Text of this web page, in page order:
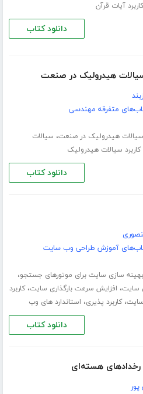
کاربرد آیات قرآن
دانلود کتاب
هیدرولیک در صنعت
متفرقه مهندسی
سیالات هیدرولیک در صنعت، سیالات
کاربرد سیالات هیدرولیک
دانلود کتاب
آموزش طراحی وب سایت
بهینه سازی سایت برای موتورهای جستجو،
سایت، افزایش سرعت بارگذاری سایت،کاربرد
،کاربرد پذیری، استاندارد های وب
دانلود کتاب
رخدادهای هسته‌ای